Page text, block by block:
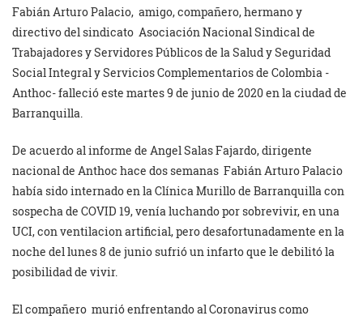
Fabián Arturo Palacio, amigo, compañero, hermano y
directivo del sindicato Asociación Nacional Sindical de
Trabajadores y Servidores Públicos de la Salud y Seguridad
Social Integral y Servicios Complementarios de Colombia -
Anthoc- falleció este martes 9 de junio de 2020 en la ciudad de
Barranquilla.
De acuerdo al informe de Angel Salas Fajardo, dirigente
nacional de Anthoc hace dos semanas Fabián Arturo Palacio
había sido internado en la Clínica Murillo de Barranquilla con
sospecha de COVID 19, venía luchando por sobrevivir, en una
UCI, con ventilacion artificial, pero desafortunadamente en la
noche del lunes 8 de junio sufrió un infarto que le debilitó la
posibilidad de vivir.
El compañero murió enfrentando al Coronavirus como